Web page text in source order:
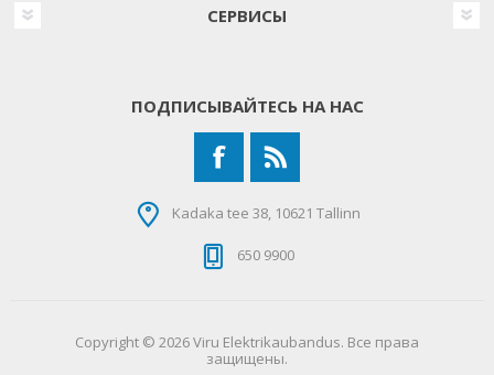
СЕРВИСЫ
ПОДПИСЫВАЙТЕСЬ НА НАС
Kadaka tee 38, 10621 Tallinn
650 9900
Copyright © 2026 Viru Elektrikaubandus. Все права
защищены.